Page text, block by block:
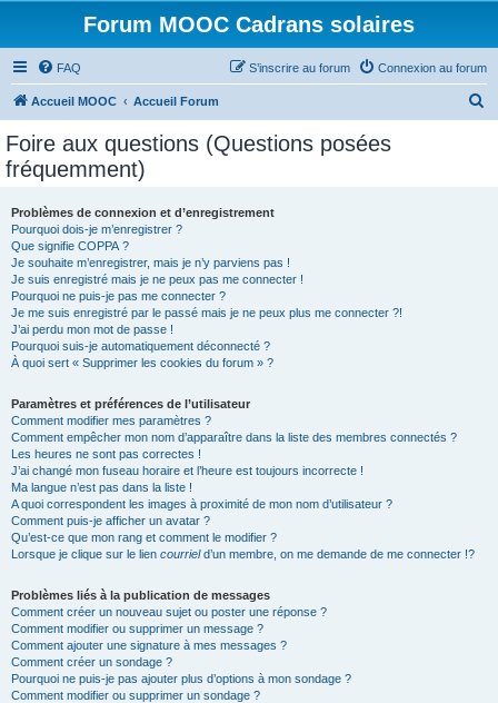
Forum MOOC Cadrans solaires
FAQ Connexion au forum
S’inscrire au forum
Accueil MOOC Accueil Forum
Foire aux questions (Questions posées
fréquemment)
Problèmes de connexion et d’enregistrement
Pourquoi dois-je m’enregistrer ?
Que signifie COPPA ?
Je souhaite m’enregistrer, mais je n’y parviens pas !
Je suis enregistré mais je ne peux pas me connecter !
Pourquoi ne puis-je pas me connecter ?
Je me suis enregistré par le passé mais je ne peux plus me connecter ?!
J’ai perdu mon mot de passe !
Pourquoi suis-je automatiquement déconnecté ?
À quoi sert « Supprimer les cookies du forum » ?
Paramètres et préférences de l’utilisateur
Comment modifier mes paramètres ?
Comment empêcher mon nom d’apparaître dans la liste des membres connectés ?
Les heures ne sont pas correctes !
J’ai changé mon fuseau horaire et l’heure est toujours incorrecte !
Ma langue n’est pas dans la liste !
A quoi correspondent les images à proximité de mon nom d’utilisateur ?
Comment puis-je afficher un avatar ?
Qu’est-ce que mon rang et comment le modifier ?
Lorsque je clique sur le lien courrield’un membre, on me demande de me connecter !?
Problèmes liés à la publication de messages
Comment créer un nouveau sujet ou poster une réponse ?
Comment modifier ou supprimer un message ?
Comment ajouter une signature à mes messages ?
Comment créer un sondage ?
Pourquoi ne puis-je pas ajouter plus d’options à mon sondage ?
Comment modifier ou supprimer un sondage ?